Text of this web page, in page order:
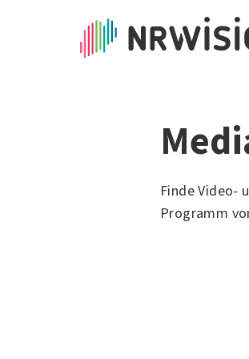
Finde Video-
Programm